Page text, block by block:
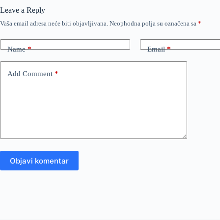
Leave a Reply
Vaša email adresa neće biti objavljivana. Neophodna polja su označena sa *
Name* Email*
Add Comment *
Objavi komentar